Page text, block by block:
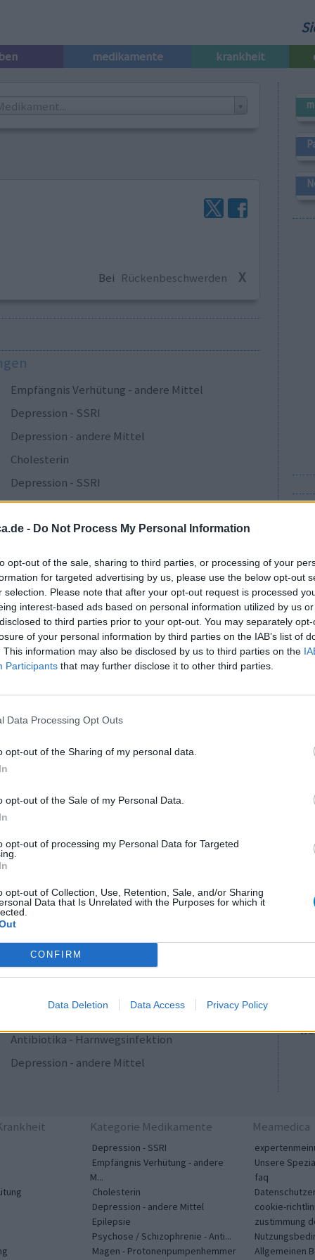
- Do Not Process My Personal Information
opt-out of the sale, sharing to third parties, or processing of your
for targeted advertising by us, please use the below opt-out
selection. Please note that after your opt-out request is processed
interest-based ads based on personal information utilized by us
to third parties prior to your opt-out. You may separately
of your personal information by third parties on the IAB’s list of
This information may also be disclosed by us to third parties on the
Participants that may further disclose it to other third parties.
Data Processing Opt Outs
opt-out of the Sharing of my personal data.
opt-out of the Sale of my Personal Data.
opt-out of processing my Personal Data for Targeted
opt-out of Collection, Use, Retention, Sale, and/or Sharing
Data that Is Unrelated with the Purposes for which it
CONFIRM
Data Deletion Data Access Privacy Policy
medikamente krankheit
Bei Rückenbeschwerden X
Empfängnis Verhütung - andere Mittel
Depression - SSRI
Depression - andere Mittel
Cholesterin
Depression - SSRI
Sucht
Depression - SSRI
Depression - SSRI
Magen - Protonenpumpenhemmer
Depression - andere Mittel
Antibiotika - Penizilline (breit)
Pilze - Mund
Antibiotika - Chinolone
Schmerz - Morphin-ähnliche
Antibiotika - Penizilline (breit)
Blutdruck - Beta-Blocker
Empfängnis Verhütung - andere Mittel
Depression - SSRI
Diabetes (Zuckerkrankheit) - orale Antidiabetika
ADHS - stimulierende Mittel
Blutdruck - Calciumkanalblocker
Antibiotika - Harnwegsinfektion
Depression - andere Mittel
zu
Kategorie Medikamente
Depression - SSRI
Empfängnis Verhütung - andere
M...
Cholesterin
Depression - andere Mittel
Epilepsie
Psychose / Schizophrenie - Anti...
Magen - Protonenpumpenhemmer
Meamedica
Unsere
faq
cookie-
zustimmung
Allgemeinen